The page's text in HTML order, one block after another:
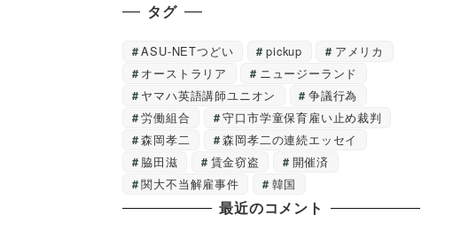
タグ
ASU-NETつどい pickup
アメリカ
オーストラリア
ニュージーランド
ヤマハ英語講師ユニオン
争議行為
労働組合
守口市学童保育雇い止め裁判
森岡孝二
森岡孝二の連続エッセイ
脇田滋
賃金窃盗
開催済
関大不当解雇事件
韓国
最近のコメント